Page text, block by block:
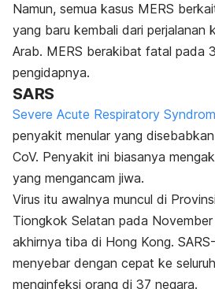
Namun, semua kasus MERS
yang baru kembali dari perjalanan
Arab. MERS berakibat fatal pada
pengidapnya.
SARS
Severe Acute Respiratory
penyakit menular yang
CoV. Penyakit ini biasanya
yang mengancam jiwa.
Virus itu awalnya muncul di
Tiongkok Selatan pada
akhirnya tiba di Hong Kong.
menyebar dengan cepat ke
menginfeksi orang di 37 negara.